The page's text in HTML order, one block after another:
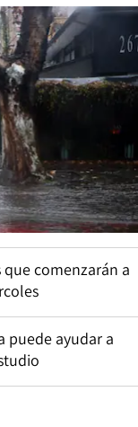
comenzarán a
puede ayudar a